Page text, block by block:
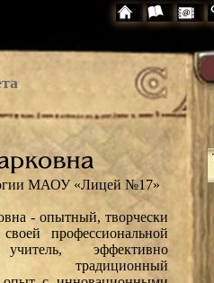
МАОУ «Лицей №17»
- опытный, творчески
профессиональной
учитель, эффективно
традиционный